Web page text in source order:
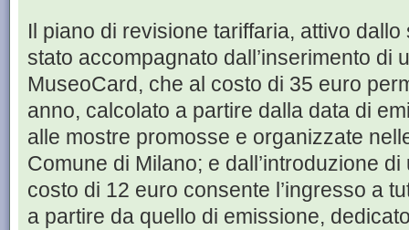
Il piano di revisione tariffaria, attivo
stato accompagnato dall’inserimento di
MuseoCard, che al costo di 35 euro
anno, calcolato a partire dalla data di
alle mostre promosse e organizzate
Comune di Milano; e dall’introduzione
costo di 12 euro consente l’ingresso a
a partire da quello di emissione,